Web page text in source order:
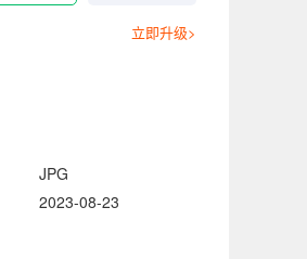
立即升级>
JPG
2023-08-23